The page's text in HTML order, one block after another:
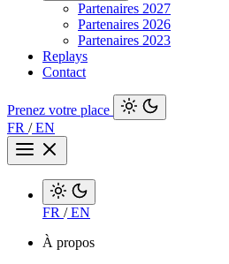
Partenaires 2027
Partenaires 2026
Partenaires 2023
Replays
Contact
Prenez votre place
FR /EN
FR /EN
À propos